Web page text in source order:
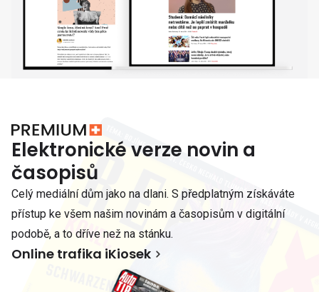
Elektronické verze novin a
časopisů
Celý mediální dům jako na dlani. S předplatným získáváte
přístup ke všem našim novinám a časopisům v digitální
podobě, a to dříve než na stánku.
Online trafika iKiosek